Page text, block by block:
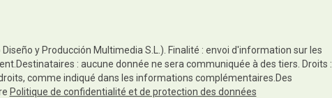
y Producción Multimedia S.L.). Finalité : envoi d'information sur les
: aucune donnée ne sera communiquée à des tiers. Droits :
comme indiqué dans les informations complémentaires.Des
Politique de confidentialité et de protection des données